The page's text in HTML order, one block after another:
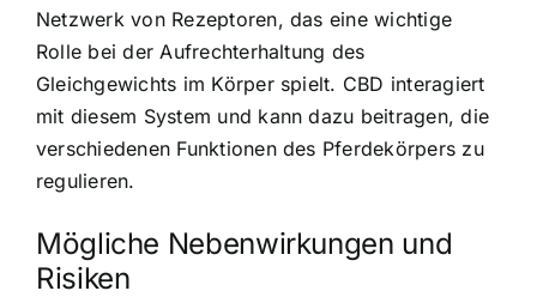
Netzwerk von Rezeptoren, das eine wichtige
Rolle bei der Aufrechterhaltung des
Gleichgewichts im Körper spielt. CBD interagiert
mit diesem System und kann dazu beitragen, die
verschiedenen Funktionen des Pferdekörpers zu
regulieren.
Mögliche Nebenwirkungen und
Risiken